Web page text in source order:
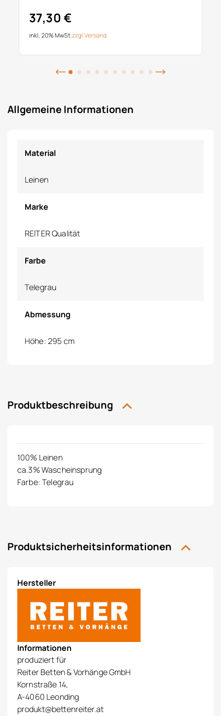
37,30 €
inkl. 20% MwSt.zzgl.Versand
Allgemeine Informationen
Material
Leinen
Marke
REITER Qualität
Farbe
Telegrau
Abmessung
Höhe: 295 cm
Produktbeschreibung
100% Leinen
ca.3% Wascheinsprung
Farbe: Telegrau
Produktsicherheitsinformationen
Hersteller
Informationen
produziert für
Reiter Betten & Vorhänge GmbH
Kornstraße 14,
A-4060 Leonding
produkt@bettenreiter.at